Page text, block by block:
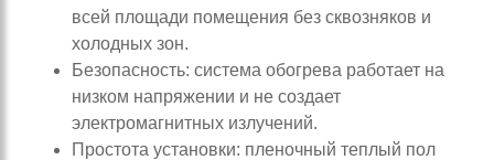
всей площади помещения без сквозняков и
холодных зон.
Безопасность: система обогрева работает на
низком напряжении и не создает
электромагнитных излучений.
Простота установки: пленочный теплый пол